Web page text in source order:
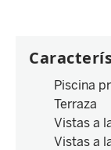
Piscina
Terraza
Vistas a
Vistas a